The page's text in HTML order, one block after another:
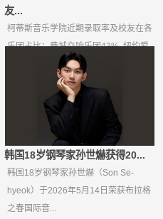
友...
柯蒂斯音乐学院近期录取率及校友在各
乐团占比：费城交响乐团43%, 纽约爱
乐17%，波士顿交响...
韩国18岁钢琴家孙世爀获得20...
韩国18岁钢琴家孙世爀（Son Se-
hyeok）于2026年5月14日荣获布拉格
之春国际音...